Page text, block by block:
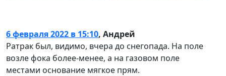
6 февраля 2022 в 15:10, Андрей
Ратрак был, видимо, вчера до снегопада. На поле
возле фока более-менее, а на газовом поле
местами основание мягкое прям.